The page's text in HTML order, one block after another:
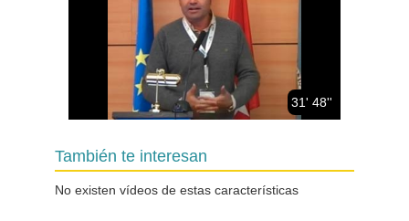
31' 48''
Grupos de Trabajo y Charlas
Relámpago
También te interesan
No existen vídeos de estas características